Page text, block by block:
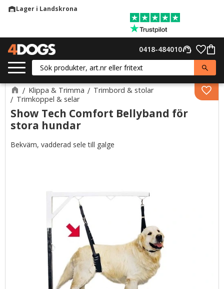
warehouseLager i Landskrona
support_agent
0418-484010
Klippa & Trimma
Trimbord & stolar
Trimkoppel & selar
Show Tech Comfort Bellyband för
stora hundar
Bekväm, vadderad sele till galge